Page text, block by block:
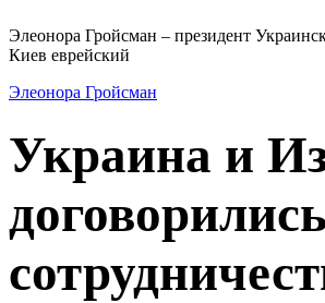
Элеонора Гройсман – президент
Киев еврейский
Элеонора Гройсман
Украина и